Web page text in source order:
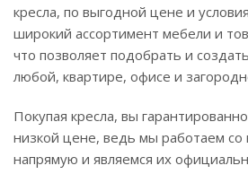
кресла, по выгодной цене и
широкий ассортимент мебели и
что позволяет подобрать и
любой, квартире, офисе и
Покупая кресла, вы
низкой цене, ведь мы работаем со
напрямую и являемся их